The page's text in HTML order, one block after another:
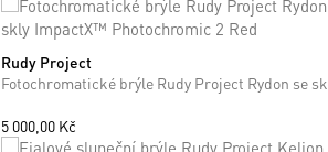
ONE SIZE
+13
Rudy Project
5 000,00 Kč